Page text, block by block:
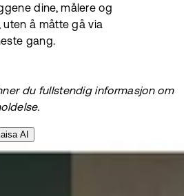
dine, målere og
å måtte gå via
gang.
du fullstendig informasjon om
AI